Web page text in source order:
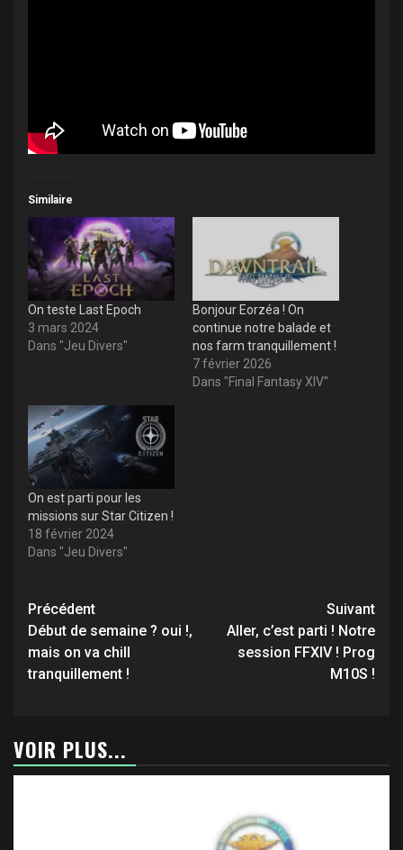
Similaire
On teste Last Epoch
3 mars 2024
Dans "Jeu Divers"
Bonjour Eorzéa ! On
continue notre balade et
nos farm tranquillement !
7 février 2026
Dans "Final Fantasy XIV"
On est parti pour les
missions sur Star Citizen !
18 février 2024
Dans "Jeu Divers"
Navigation
d’article
Précédent
Début de semaine ? oui !,
mais on va chill
tranquillement !
Suivant
Aller, c’est parti ! Notre
session FFXIV ! Prog
M10S !
VOIR PLUS...